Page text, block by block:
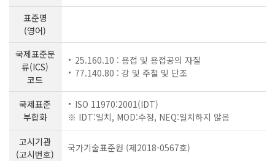
표준명
(영어)
국제표준분
류(ICS)
코드
25.160.10 : 용접 및 용접공의 자질
77.140.80 : 강 및 주철 및 단조
국제표준
부합화
ISO 11970:2001(IDT)
※ IDT:일치, MOD:수정, NEQ:일치하지 않음
고시기관
(고시번호)
국가기술표준원 (제2018-0567호)